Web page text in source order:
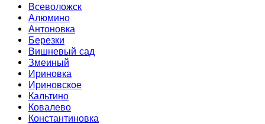
Всеволожск
Алюмино
Антоновка
Березки
Вишневый сад
Змеиный
Ириновка
Ириновское
Кальтино
Ковалево
Константиновка